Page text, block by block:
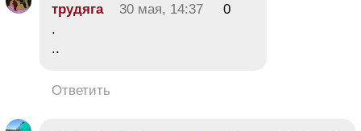
трудяга 30 мая, 14:37
0
.
..
Ответить